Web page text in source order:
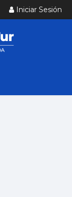
Iniciar Sesión